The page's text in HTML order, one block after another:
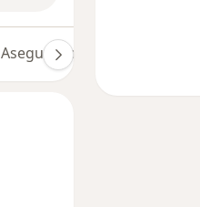
Aseguradoras